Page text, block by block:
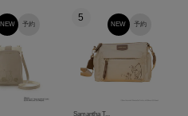
予約
NEW
5
予約
NEW
Samantha T...